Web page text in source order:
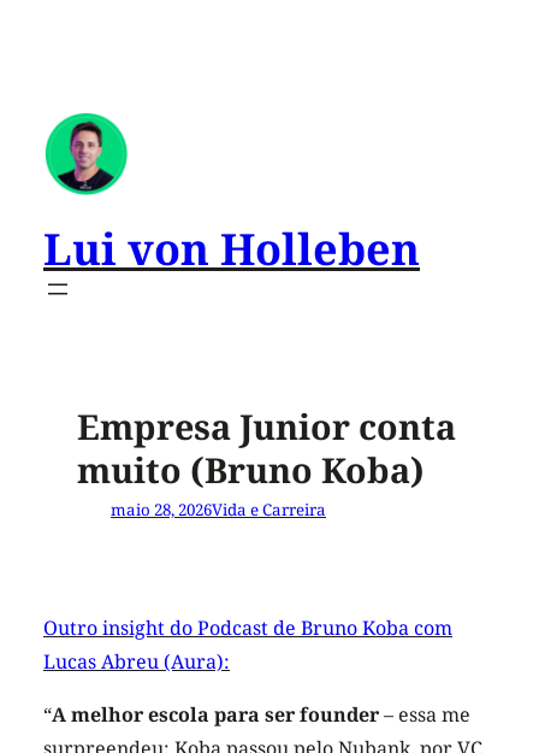
Lui von Holleben
Empresa Junior conta
muito (Bruno Koba)
maio 28, 2026Vida e Carreira
Outro insight do Podcast de Bruno Koba com
Lucas Abreu (Aura):
“A melhor escola para ser founder– essa me